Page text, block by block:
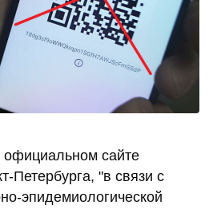
официальном сайте
Петербурга, "в связи с
эпидемиологической